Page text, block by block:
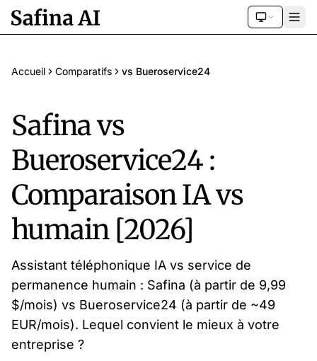
Accueil Comparatifs vs Bueroservice24
Safina vs
Bueroservice24 :
Comparaison IA vs
humain [2026]
Assistant téléphonique IA vs service de
permanence humain : Safina (à partir de 9,99
$/mois) vs Bueroservice24 (à partir de ~49
EUR/mois). Lequel convient le mieux à votre
entreprise ?